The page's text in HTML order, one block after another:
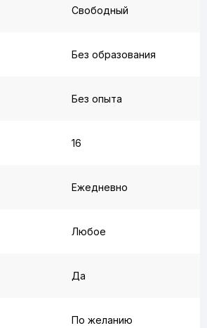
Свободный
Без образования
Без опыта
16
Ежедневно
Любое
Да
По желанию